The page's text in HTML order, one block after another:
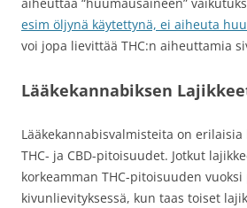
aiheuttaa “huumausaineen”
esim öljynä käytettynä, ei aiheuta
voi jopa lievittää THC:n aiheuttamia
Lääkekannabiksen
Lääkekannabisvalmisteita on
THC- ja CBD-pitoisuudet. Jotkut
korkeamman THC-pitoisuuden
kivunlievityksessä, kun taas toiset